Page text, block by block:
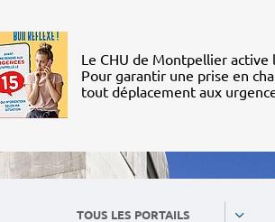
Le CHU de Montpellier active
Pour garantir une prise en
tout déplacement aux
TOUS LES PORTAILS